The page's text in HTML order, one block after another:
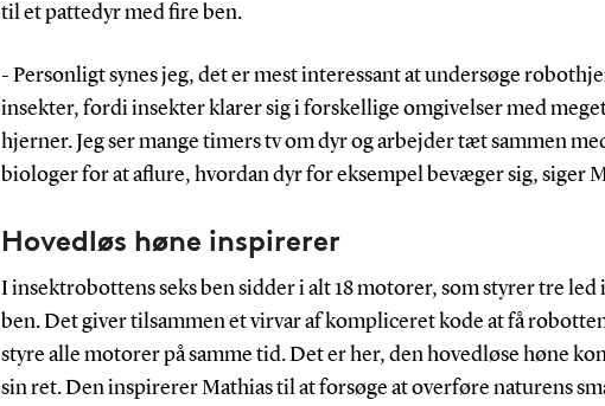
til et pattedyr med fire ben.
- Personligt synes jeg, det er mest interessant at undersøge
insekter, fordi insekter klarer sig i forskellige omgivelser med
hjerner. Jeg ser mange timers tv om dyr og arbejder tæt sammen
biologer for at aflure, hvordan dyr for eksempel bevæger sig, siger
Hovedløs høne inspirerer
I insektrobottens seks ben sidder i alt 18 motorer, som styrer tre led
ben. Det giver tilsammen et virvar af kompliceret kode at få
styre alle motorer på samme tid. Det er her, den hovedløse høne
sin ret. Den inspirerer Mathias til at forsøge at overføre naturens